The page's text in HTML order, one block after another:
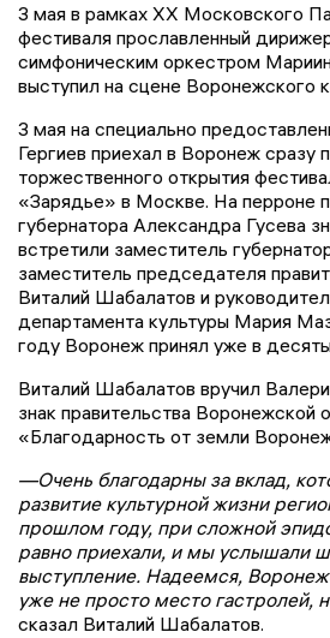
3 мая в рамках XХ Московского
фестиваля прославленный
симфоническим оркестром
выступил на сцене Воронежского
3 мая на специально
Гергиев приехал в Воронеж сразу
торжественного открытия
«Зарядье» в Москве. На перроне
губернатора Александра Гусева
встретили заместитель
заместитель председателя
Виталий Шабалатов и
департамента культуры Мария
году Воронеж принял уже в
Виталий Шабалатов вручил
знак правительства Воронежской
«Благодарность от земли
—Очень благодарны за вклад,
развитие культурной жизни
прошлом году, при сложной
равно приехали, и мы услышали
выступление. Надеемся,
уже не просто место гастролей,
сказал Виталий Шабалатов.